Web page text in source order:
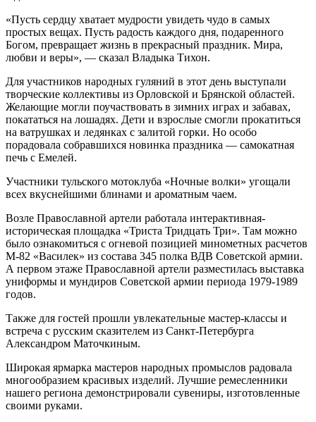
«Пусть сердцу хватает мудрости увидеть чудо в самых
простых вещах. Пусть радость каждого дня, подаренного
Богом, превращает жизнь в прекрасный праздник. Мира,
любви и веры», — сказал Владыка Тихон.
Для участников народных гуляний в этот день выступали
творческие коллективы из Орловской и Брянской областей.
Желающие могли поучаствовать в зимних играх и забавах,
покататься на лошадях. Дети и взрослые смогли прокатиться
на ватрушках и ледянках с залитой горки. Но особо
порадовала собравшихся новинка праздника — самокатная
печь с Емелей.
Участники тульского мотоклуба «Ночные волки» угощали
всех вкуснейшими блинами и ароматным чаем.
Возле Православной артели работала интерактивная-
историческая площадка «Триста Тридцать Три». Там можно
было ознакомиться с огневой позицией минометных расчетов
М-82 «Василек» из состава 345 полка ВДВ Советской армии.
А первом этаже Православной артели разместилась выставка
униформы и мундиров Советской армии периода 1979-1989
годов.
Также для гостей прошли увлекательные мастер-классы и
встреча с русским сказителем из Санкт-Петербурга
Александром Маточкиным.
Широкая ярмарка мастеров народных промыслов радовала
многообразием красивых изделий. Лучшие ремесленники
нашего региона демонстрировали сувениры, изготовленные
своими руками.